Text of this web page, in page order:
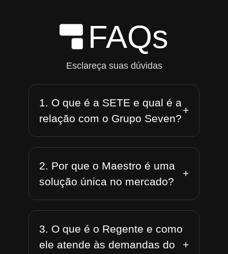
FAQs
Esclareça suas dúvidas
1. O que é a SETE e qual é a
relação com o Grupo Seven?
+
2. Por que o Maestro é uma
solução única no mercado?
+
3. O que é o Regente e como
ele atende às demandas do
+